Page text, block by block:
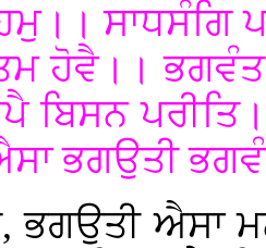
ਸਾਧਸੰਗਿ
ਹੋਵੈ।। ਭਗਵੰਤ
ਬਿਸਨ
ਭਗਉਤੀ
ਭਗਉਤੀ ਐਸਾ